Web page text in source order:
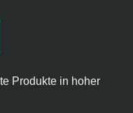
Produkte in hoher